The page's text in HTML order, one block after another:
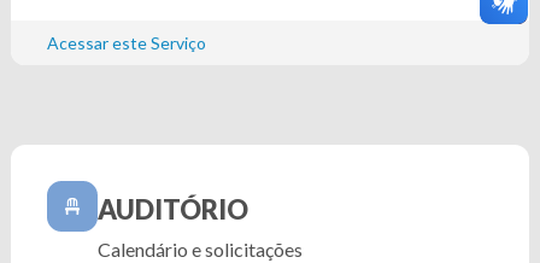
Acessar este Serviço
AUDITÓRIO
Calendário e solicitações